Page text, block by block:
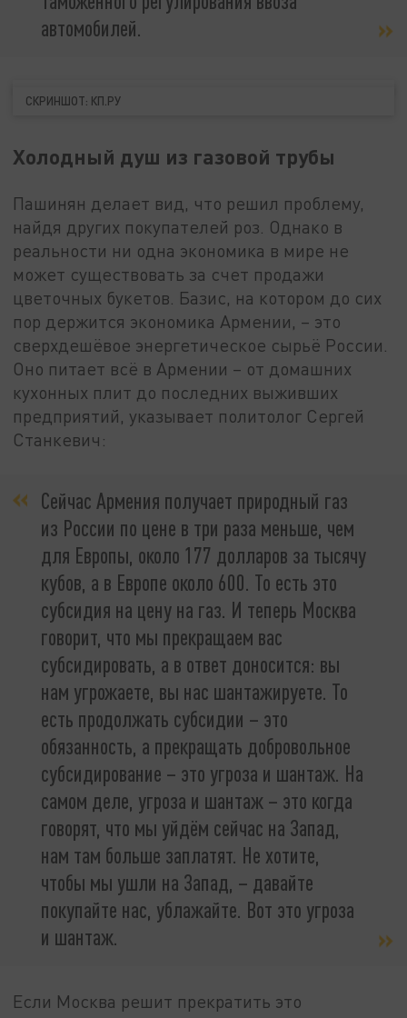
автомобилей.
СКРИНШОТ: КП.РУ
Холодный душ из газовой трубы
Пашинян делает вид, что решил проблему,
найдя других покупателей роз. Однако в
реальности ни одна экономика в мире не
может существовать за счет продажи
цветочных букетов. Базис, на котором до сих
пор держится экономика Армении, – это
сверхдешёвое энергетическое сырьё России.
Оно питает всё в Армении – от домашних
кухонных плит до последних выживших
предприятий, указывает политолог Сергей
Станкевич:
Сейчас Армения получает природный газ
из России по цене в три раза меньше, чем
для Европы, около 177 долларов за тысячу
кубов, а в Европе около 600. То есть это
субсидия на цену на газ. И теперь Москва
говорит, что мы прекращаем вас
субсидировать, а в ответ доносится: вы
нам угрожаете, вы нас шантажируете. То
есть продолжать субсидии – это
обязанность, а прекращать добровольное
субсидирование – это угроза и шантаж. На
самом деле, угроза и шантаж – это когда
говорят, что мы уйдём сейчас на Запад,
нам там больше заплатят. Не хотите,
чтобы мы ушли на Запад, – давайте
покупайте нас, ублажайте. Вот это угроза
и шантаж.
Если Москва решит прекратить это